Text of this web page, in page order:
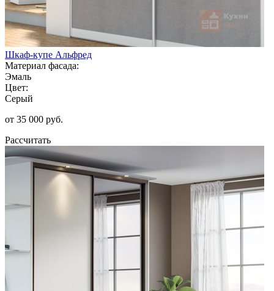
Шкаф-купе Альфред
Материал фасада:
Эмаль
Цвет:
Серый
от 35 000 руб.
Рассчитать